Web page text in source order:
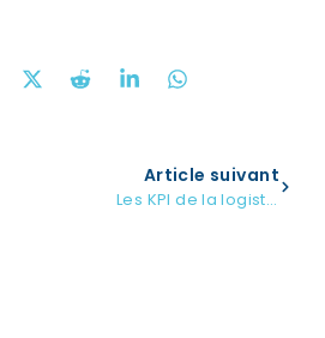
Article suivant
Les KPI de la logistique e-commerce